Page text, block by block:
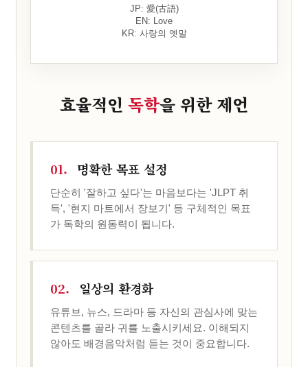
JP: 愛(古語)
EN: Love
KR: 사랑의 옛말
효율적인 독학을 위한 제언
01. 명확한 목표 설정
단순히 '잘하고 싶다'는 마음보다는 'JLPT 취
득', '현지 마트에서 장보기' 등 구체적인 목표
가 독학의 원동력이 됩니다.
02. 일상의 환경화
유튜브, 뉴스, 드라마 등 자신의 관심사에 맞는
콘텐츠를 골라 귀를 노출시키세요. 이해되지
않아도 배경음악처럼 듣는 것이 중요합니다.